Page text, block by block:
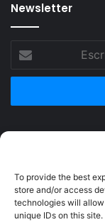
To provide the best
store and/or access
technologies will
unique IDs on this
Newsletter
correo